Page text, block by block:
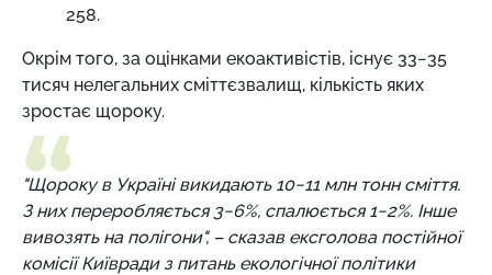
258.
Окрім того, за оцінками екоактивістів, існує 33−35
тисяч нелегальних сміттєзвалищ, кількість яких
зростає щороку.
"Щороку в Україні викидають 10−11 млн тонн сміття.
З них переробляється 3−6%, спалюється 1−2%. Інше
вивозять на полігони", – сказав ексголова постійної
комісії Київради з питань екологічної політики